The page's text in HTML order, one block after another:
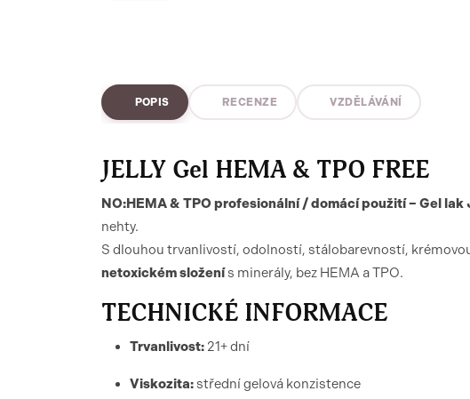
POPIS RECENZE VZDĚLÁVÁNÍ
JELLY Gel HEMA & TPO FREE
NO:HEMA & TPO profesionální / domácí použití – Gel lak
nehty.
S dlouhou trvanlivostí, odolností, stálobarevností,
netoxickém složenís minerály, bez HEMA a TPO.
TECHNICKÉ INFORMACE
Trvanlivost: 21+ dní
Viskozita:střední gelová konzistence